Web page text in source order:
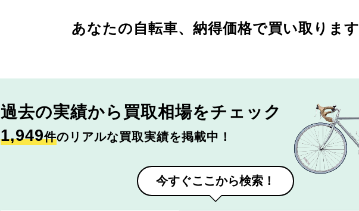
あなたの自転車、 納得価格で買い取ります
過去の実績から 買取相場をチェック
1,949件のリアルな買取実績を掲載中！
今すぐここから検索！